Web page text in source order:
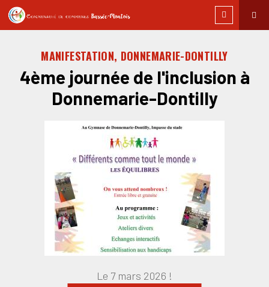
MANIFESTATION, DONNEMARIE-DONTILLY
4ème journée de l'inclusion à
Donnemarie-Dontilly
Le 7 mars 2026 !